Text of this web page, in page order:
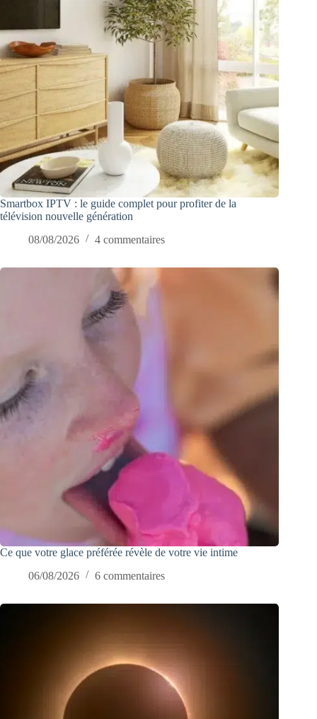
Smartbox IPTV : le guide complet pour profiter de la
télévision nouvelle génération
08/08/2026
4 commentaires
Ce que votre glace préférée révèle de votre vie intime
06/08/2026
6 commentaires